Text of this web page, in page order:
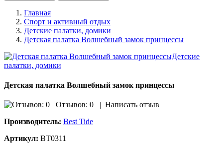
Главная
Спорт и активный отдых
Детские палатки, домики
Детская палатка Волшебный замок принцессы
Детская палатка Волшебный замок принцессы
Отзывов: 0 | Написать отзыв
Производитель: Best Tide
Артикул: BT0311